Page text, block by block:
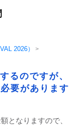
2026） >
るのですが、
要があります
となりますので、